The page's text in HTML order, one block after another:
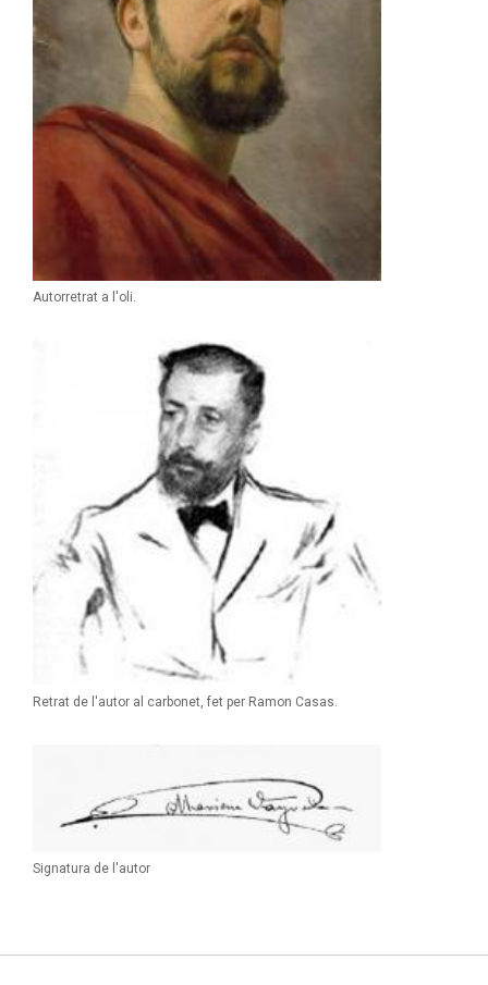
Autorretrat a l'oli.
Retrat de l'autor al carbonet, fet per Ramon Casas.
Signatura de l'autor